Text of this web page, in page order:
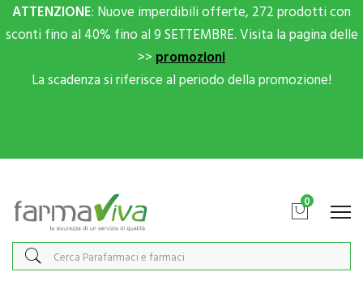
ATTENZIONE: Nuove imperdibili offerte, 272 prodotti con
sconti fino al 40% fino al 9 SETTEMBRE. Visita la pagina delle
>> promozioni
La scadenza si riferisce al periodo della promozione!
0